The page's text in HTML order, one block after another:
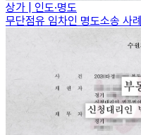
상가 | 인도·명도
무단점유 임차인 명도소송 사